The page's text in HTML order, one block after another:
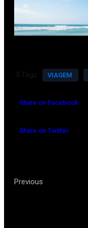
🔖Tags: VIAGEM
Share on Facebook
Share on Twitter
Previous